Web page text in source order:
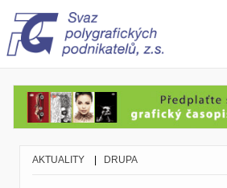
AKTUALITY DRUPA